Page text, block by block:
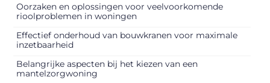
Oorzaken en oplossingen voor veelvoorkomende
rioolproblemen in woningen
Effectief onderhoud van bouwkranen voor maximale
inzetbaarheid
Belangrijke aspecten bij het kiezen van een
mantelzorgwoning